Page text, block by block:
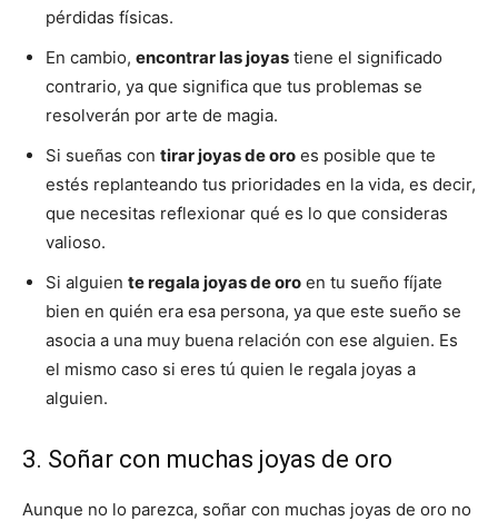
pérdidas físicas.
En cambio, encontrar las joyas tiene el significado
contrario, ya que significa que tus problemas se
resolverán por arte de magia.
Si sueñas con tirar joyas de oro es posible que te
estés replanteando tus prioridades en la vida, es decir,
que necesitas reflexionar qué es lo que consideras
valioso.
Si alguien te regala joyas de oro en tu sueño fíjate
bien en quién era esa persona, ya que este sueño se
asocia a una muy buena relación con ese alguien. Es
el mismo caso si eres tú quien le regala joyas a
alguien.
3. Soñar con muchas joyas de oro
Aunque no lo parezca, soñar con muchas joyas de oro no